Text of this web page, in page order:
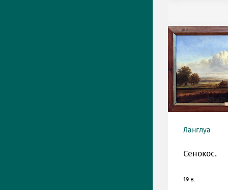
Ланглуа
Сенокос.
19 в.